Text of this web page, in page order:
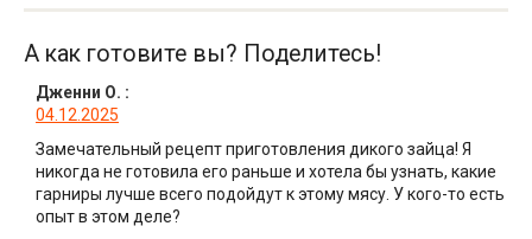
А как готовите вы? Поделитесь!
Дженни О. :
04.12.2025
Замечательный рецепт приготовления дикого зайца! Я
никогда не готовила его раньше и хотела бы узнать, какие
гарниры лучше всего подойдут к этому мясу. У кого-то есть
опыт в этом деле?